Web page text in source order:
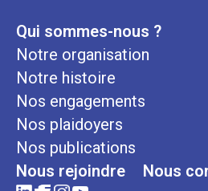
Qui sommes-nous ?
Notre organisation
Notre histoire
Nos engagements
Nos plaidoyers
Nos publications
Nous rejoindre Nous